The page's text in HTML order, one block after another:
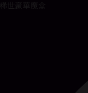
稀世豪華魔盒